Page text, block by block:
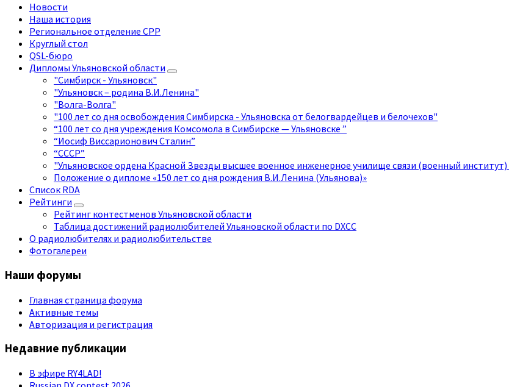
Новости
Наша история
Региональное отделение СРР
Круглый стол
QSL-бюро
Дипломы Ульяновской области
"Симбирск - Ульяновск"
"Ульяновск – родина В.И.Ленина"
"Волга-Волга"
"100 лет со дня освобождения Симбирска - Ульяновска от белогвардейцев и белочехов"
“100 лет со дня учреждения Комсомола в Симбирске — Ульяновске ”
“Иосиф Виссарионович Сталин”
“СССР”
"Ульяновское ордена Красной Звезды высшее военное инженерное училище связи (военный
Положение о дипломе «150 лет со дня рождения В.И.Ленина (Ульянова)»
Список RDA
Рейтинги
Рейтинг контестменов Ульяновской области
Таблица достижений радиолюбителей Ульяновской области по DXCC
О радиолюбителях и радиолюбительстве
Фотогалереи
Наши форумы
Главная страница форума
Активные темы
Авторизация и регистрация
Недавние публикации
В эфире RY4LAD!